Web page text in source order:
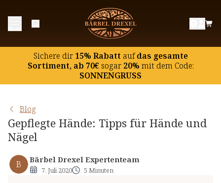
Sichere dir15% Rabatt aufdas gesamte
Sortiment, ab 70€ sogar20% mit dem Code:
SONNENGRUSS
Blog
Gepflegte Hände: Tipps für Hände und
Nägel
B Bärbel Drexel Expertenteam
7. Juli 2020 5 Minuten
Warum gepflegte Hände wichtig sind
Richtig Hände waschen
Handcreme: Feuchtigkeit spendende und pflegende
Kosmetik